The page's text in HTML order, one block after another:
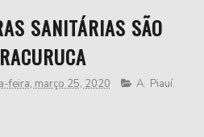
SANITÁRIAS SÃO
feira, março 25, 2020 A, Piauí,